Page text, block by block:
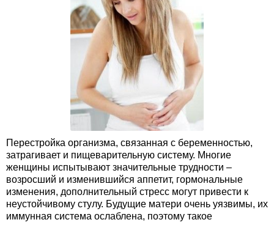
Перестройка организма, связанная с беременностью,
затрагивает и пищеварительную систему. Многие
женщины испытывают значительные трудности –
возросший и изменившийся аппетит, гормональные
изменения, дополнительный стресс могут привести к
неустойчивому стулу. Будущие матери очень уязвимы, их
иммунная система ослаблена, поэтому такое